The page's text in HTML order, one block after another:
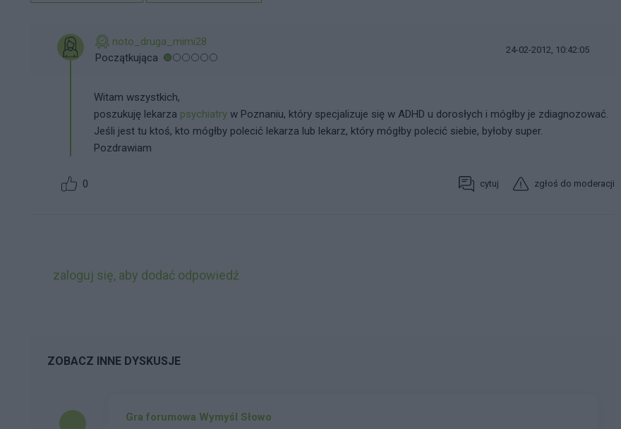
noto_druga_mimi28
Początkująca
24-02-2012, 10:42:05
Witam wszystkich,
poszukuję lekarza psychiatry w Poznaniu, który specjalizuje się w ADHD u dorosłych i mógłby je zdiagnozować.
Jeśli jest tu ktoś, kto mógłby polecić lekarza lub lekarz, który mógłby polecić siebie, byłoby super.
Pozdrawiam
0 cytuj zgłoś do moderacji
zaloguj się, aby dodać odpowiedź
ZOBACZ INNE DYSKUSJE
Gra forumowa Wymyśl Słowo